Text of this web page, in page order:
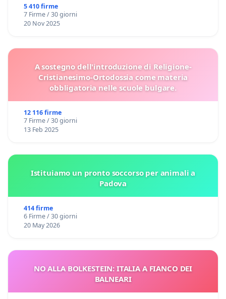
5 410 firme
7 Firme / 30 giorni
20 Nov 2025
A sostegno dell'introduzione di Religione-
Cristianesimo-Ortodossia come materia
obbligatoria nelle scuole bulgare.
12 116 firme
7 Firme / 30 giorni
13 Feb 2025
Istituiamo un pronto soccorso per animali a
Padova
414 firme
6 Firme / 30 giorni
20 May 2026
NO ALLA BOLKESTEIN: ITALIA A FIANCO DEI
BALNEARI